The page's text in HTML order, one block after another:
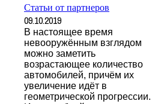
Статьи от партнеров
09.10.2019
В настоящее время
невооружённым взглядом
можно заметить
возрастающее количество
автомобилей, причём их
увеличение идёт в
геометрической прогрессии.